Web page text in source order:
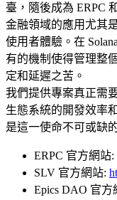
臺，隨後成為 ERPC
金融領域的應用尤其
使用者體驗。在
有的機制使得管理整
定和延遲之苦。
我們提供專案真正需
生態系統的開發效率
是這一使命不可或缺
ERPC 官方網站:
SLV 官方網站:
Epics DAO 官方